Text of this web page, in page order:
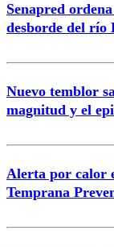
Correo
Senapred
desborde del río
Nuevo temblor
magnitud y el
Alerta por calor
Temprana